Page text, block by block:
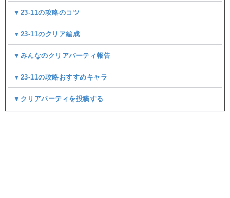
▼23-11の攻略のコツ
▼23-11のクリア編成
▼みんなのクリアパーティ報告
▼23-11の攻略おすすめキャラ
▼クリアパーティを投稿する